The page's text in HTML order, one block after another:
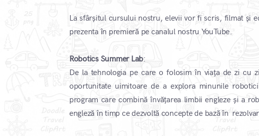
La sfârșitul cursului nostru, elevii vor fi scris, filmat și
prezenta în premieră pe canalul nostru YouTube.
Robotics Summer Lab:
De la tehnologia pe care o folosim în viața de zi cu
oportunitate uimitoare de a explora minunile
program care combină învățarea limbii engleze și a
engleză în timp ce dezvoltă concepte de bază în